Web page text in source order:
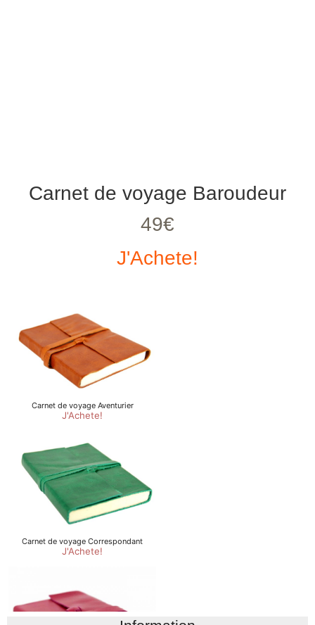
Carnet de voyage Baroudeur
49€
J'Achete!